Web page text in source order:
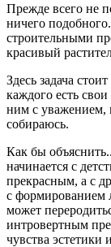
Прежде всего не
ничего
строительными
красивый
Здесь задача
каждого есть
ним с уважением,
собираюсь.
Как бы
начинается с
прекрасным, а с
с формированием
может
интровертным
чувства эстетики